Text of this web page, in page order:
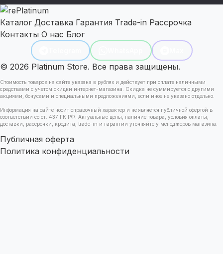
Каталог Доставка Гарантия Trade-in Рассрочка
Контакты О нас Блог
© 2026 Platinum Store. Все права защищены.
Стоимость товаров на сайте указана в рублях и действует при оплате наличными
средствами с учетом скидки интернет-магазина. Скидка не суммируется с другими
акциями, бонусами и специальными предложениями, если иное не указано отдельно.
Информация на сайте носит справочный характер и не является публичной офертой в
соответствии со ст. 437 ГК РФ. Актуальные цены, наличие товара, условия оплаты,
доставки, рассрочки, кредита, trade-in и гарантии уточняйте у менеджеров магазина.
Публичная оферта
Политика конфиденциальности